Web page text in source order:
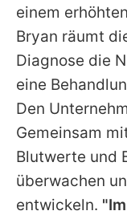
einem
Bryan räumt
Diagnose die
eine
Den
Gemeinsam
Blutwerte und
überwachen
entwickeln.